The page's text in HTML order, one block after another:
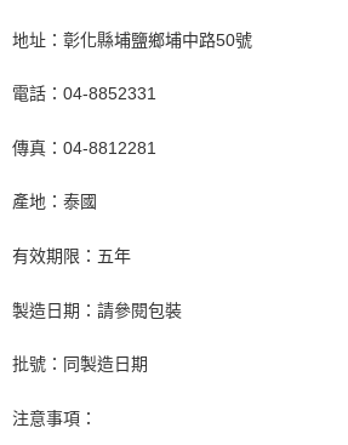
地址：彰化縣埔鹽鄉埔中路50號
電話：04-8852331
傳真：04-8812281
產地：泰國
有效期限：五年
製造日期：請參閱包裝
批號：同製造日期
注意事項：